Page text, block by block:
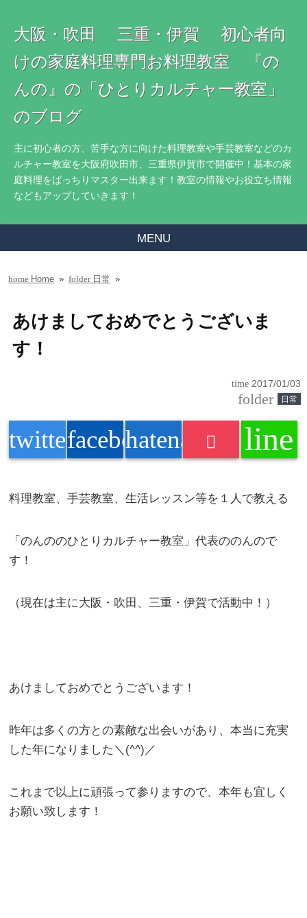
大阪・吹田 三重・伊賀 初心者向
けの家庭料理専門お料理教室 『の
んの』の「ひとりカルチャー教室」
のブログ
主に初心者の方、苦手な方に向けた料理教室や手芸教室などのカ
ルチャー教室を大阪府吹田市、三重県伊賀市で開催中！基本の家
庭料理をばっちりマスター出来ます！教室の情報やお役立ち情報
などもアップしていきます！
MENU
home Home » folder 日常 »
あけましておめでとうございま
す！
time 2017/01/03
folder 日常
twitterfacebookhatenabookmark
line
料理教室、手芸教室、生活レッスン等を１人で教える
「のんののひとりカルチャー教室」代表ののんので
す！
（現在は主に大阪・吹田、三重・伊賀で活動中！）
あけましておめでとうございます！
昨年は多くの方との素敵な出会いがあり、本当に充実
した年になりました＼(^^)／
これまで以上に頑張って参りますので、本年も宜しく
お願い致します！